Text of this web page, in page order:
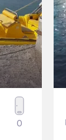
0